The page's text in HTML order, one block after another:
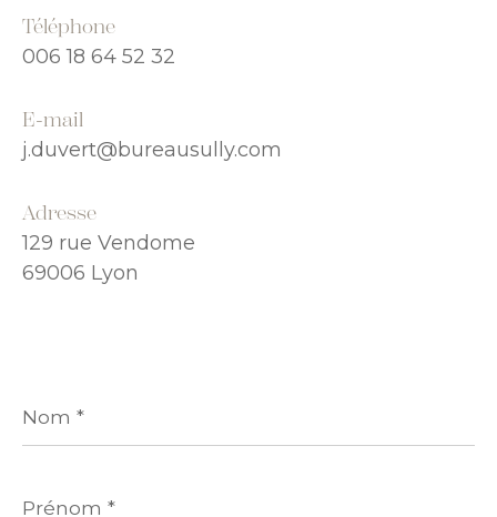
Téléphone
006 18 64 52 32
E-mail
j.duvert@bureausully.com
Adresse
129 rue Vendome
69006 Lyon
*
*